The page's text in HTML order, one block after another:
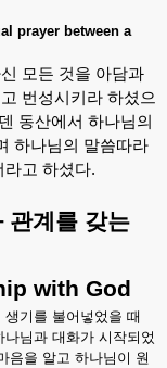
prayer between a
모든 것을 아담과
번성시키라 하셨으
동산에서 하나님의
하나님의 말씀따라
라고 하셨다.
관계를 갖는
with God
생기를 불어넣었을 때
나님과 대화가 시작되었
음을 알고 하나님이 원